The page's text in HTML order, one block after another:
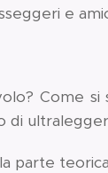
e
Come si
di
parte